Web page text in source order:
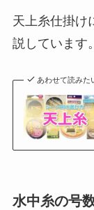
天上糸仕掛け
説しています。
あわせて読みた
水中糸の号